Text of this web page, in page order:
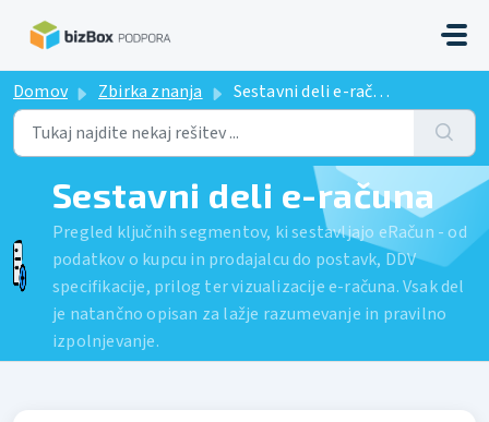
Domov Zbirka znanja Sestavni deli e-računa
Sestavni deli e-računa
Pregled ključnih segmentov, ki sestavljajo eRačun - od
podatkov o kupcu in prodajalcu do postavk, DDV
specifikacije, prilog ter vizualizacije e-računa. Vsak del
je natančno opisan za lažje razumevanje in pravilno
izpolnjevanje.